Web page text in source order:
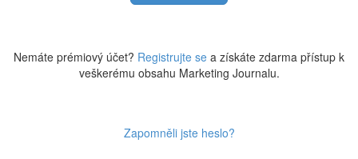
Nemáte prémiový účet? Registrujte se a získáte zdarma přístup k
veškerému obsahu Marketing Journalu.
Zapomněli jste heslo?